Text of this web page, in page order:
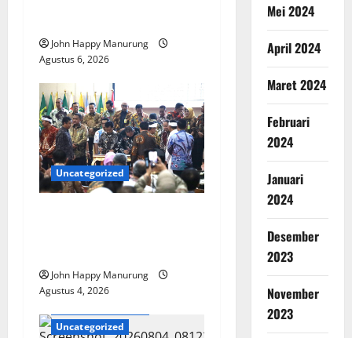
John Happy Manurung
Agustus 6, 2026
Uncategorized
John Happy Manurung
Agustus 4, 2026
Uncategorized
Mei 2024
April 2024
Maret 2024
Februari
2024
Januari
2024
Desember
2023
November
2023